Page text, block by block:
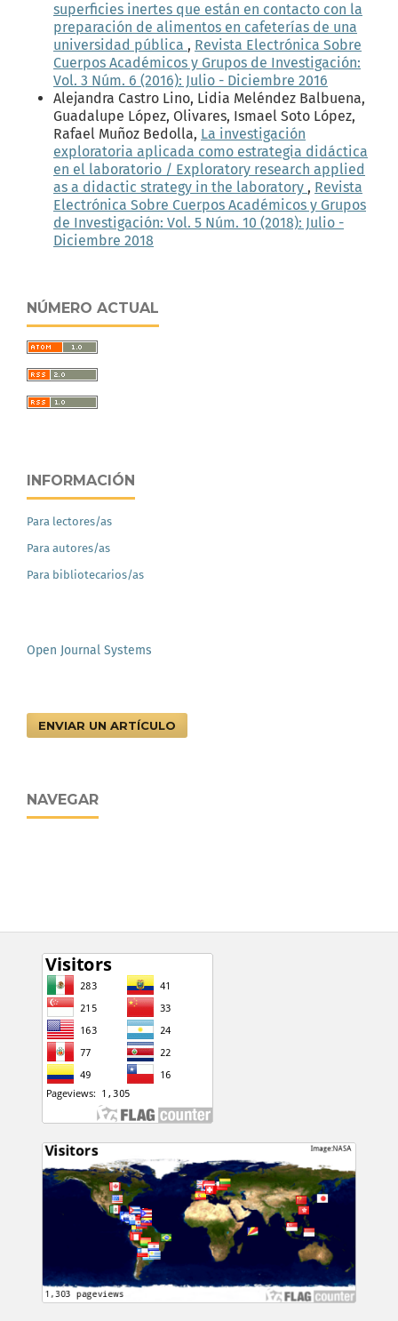
superficies inertes que están en contacto con la
preparación de alimentos en cafeterías de una
universidad pública , Revista Electrónica Sobre
Cuerpos Académicos y Grupos de Investigación:
Vol. 3 Núm. 6 (2016): Julio - Diciembre 2016
Alejandra Castro Lino, Lidia Meléndez Balbuena,
Guadalupe López, Olivares, Ismael Soto López,
Rafael Muñoz Bedolla, La investigación
exploratoria aplicada como estrategia didáctica
en el laboratorio / Exploratory research applied
as a didactic strategy in the laboratory , Revista
Electrónica Sobre Cuerpos Académicos y Grupos
de Investigación: Vol. 5 Núm. 10 (2018): Julio -
Diciembre 2018
NÚMERO ACTUAL
INFORMACIÓN
Para lectores/as
Para autores/as
Para bibliotecarios/as
Open Journal Systems
ENVIAR UN ARTÍCULO
NAVEGAR